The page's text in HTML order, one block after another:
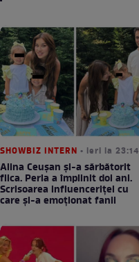
SHOWBIZ INTERN • ieri la 23:14
Alina Ceușan și-a sărbătorit
fiica. Perla a împlinit doi ani.
Scrisoarea influenceriței cu
care și-a emoționat fanii